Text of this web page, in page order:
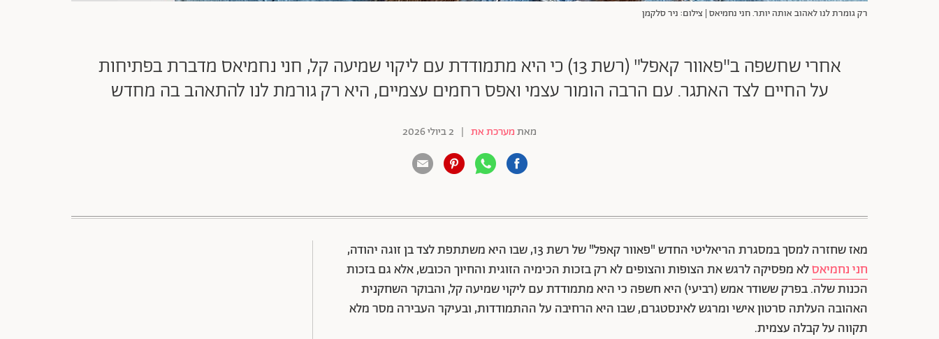
רק גומרת לנו לאהוב אותה יותר. חני נחמיאס | צילום: ניר סלקמן
אחרי שחשפה ב"פאוור קאפל" (רשת 13) כי היא מתמודדת עם ליקוי שמיעה קל, חני נחמיאס מדברת בפתיחות
על החיים לצד האתגר. עם הרבה הומור עצמי ואפס רחמים עצמיים, היא רק גורמת לנו להתאהב בה מחדש
מאתמערכת את | 2 ביולי 2026
מאז שחזרה למסך במסגרת הריאליטי החדש "פאוור קאפל" של רשת 13, שבו היא משתתפת לצד בן זוגה יהודה,
חני נחמיאסלא מפסיקה לרגש את הצופות והצופים לא רק בזכות הכימיה הזוגית והחיוך הכובש, אלא גם בזכות
הכנות שלה. בפרק ששודר אמש (רביעי) היא חשפה כי היא מתמודדת עם ליקוי שמיעה קל, והבוקר השחקנית
האהובה העלתה סרטון אישי ומרגש לאינסטגרם, שבו היא הרחיבה על ההתמודדות, ובעיקר העבירה מסר מלא
תקווה על קבלה עצמית.